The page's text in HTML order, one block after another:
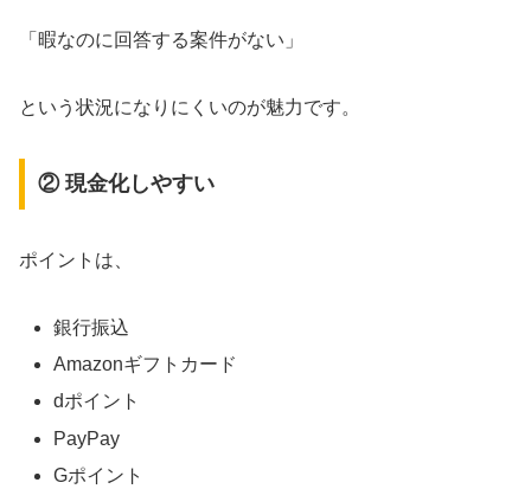
「暇なのに回答する案件がない」
という状況になりにくいのが魅力です。
② 現金化しやすい
ポイントは、
銀行振込
Amazonギフトカード
dポイント
PayPay
Gポイント